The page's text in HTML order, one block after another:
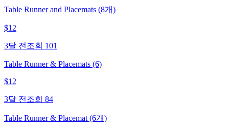
Table Runner and Placemats (8개)
$12
3달 전 조회 101
Table Runner & Placemats (6)
$12
3달 전 조회 84
Table Runner & Placemat (6개)